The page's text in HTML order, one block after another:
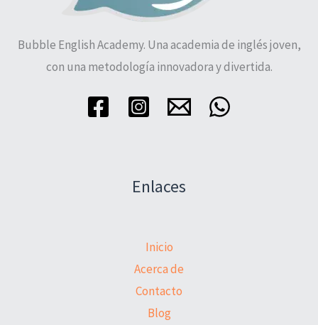
Bubble English Academy. Una academia de inglés joven,
con una metodología innovadora y divertida.
Enlaces
Inicio
Acerca de
Contacto
Blog